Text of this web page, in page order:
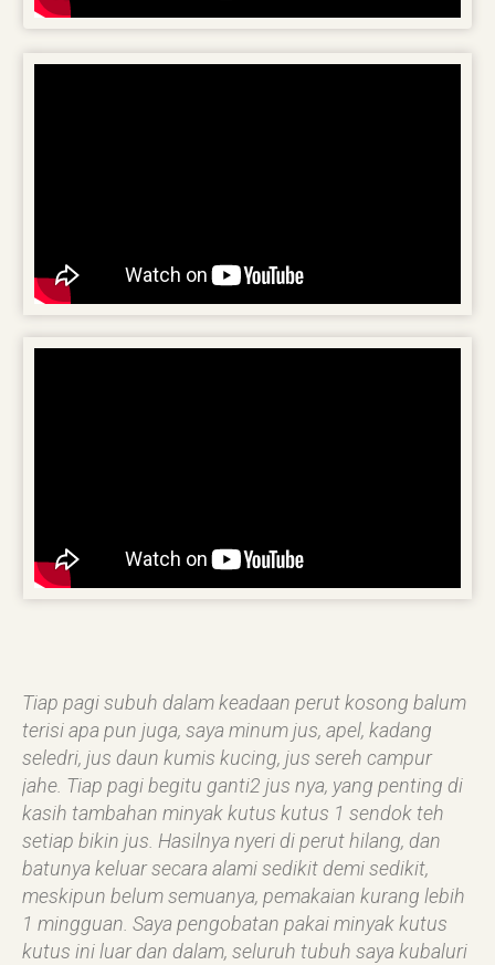
Tiap pagi subuh dalam keadaan perut kosong balum
terisi apa pun juga, saya minum jus, apel, kadang
seledri, jus daun kumis kucing, jus sereh campur
jahe. Tiap pagi begitu ganti2 jus nya, yang penting di
kasih tambahan minyak kutus kutus 1 sendok teh
setiap bikin jus. Hasilnya nyeri di perut hilang, dan
batunya keluar secara alami sedikit demi sedikit,
meskipun belum semuanya, pemakaian kurang lebih
1 mingguan. Saya pengobatan pakai minyak kutus
kutus ini luar dan dalam, seluruh tubuh saya kubaluri